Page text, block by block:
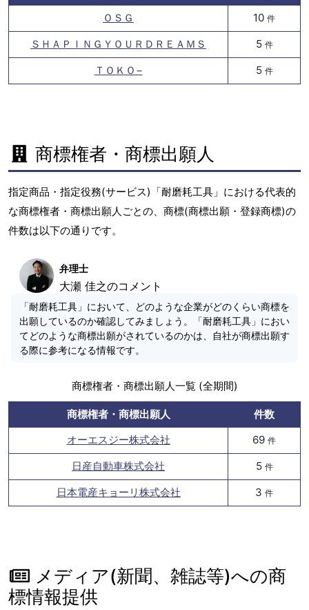
ＯＳＧ
10 件
ＳＨＡＰＩＮＧＹＯＵＲＤＲＥＡＭＳ 5 件
ＴＯＫＯ− 5 件
商標権者・商標出願人
指定商品・指定役務(サービス)「耐磨耗工具」における代表的
な商標権者・商標出願人ごとの、商標(商標出願・登録商標)の
件数は以下の通りです。
弁理士
大瀬 佳之のコメント
「耐磨耗工具」において、どのような企業がどのくらい商標を
出願しているのか確認してみましょう。「耐磨耗工具」におい
てどのような商標出願がされているのかは、自社が商標出願す
る際に参考になる情報です。
商標権者・商標出願人一覧 (全期間)
商標権者・商標出願人
件数
オーエスジー株式会社
69 件
日産自動車株式会社 5 件
日本電産キョーリ株式会社 3 件
メディア(新聞、雑誌等)への商
標情報提供